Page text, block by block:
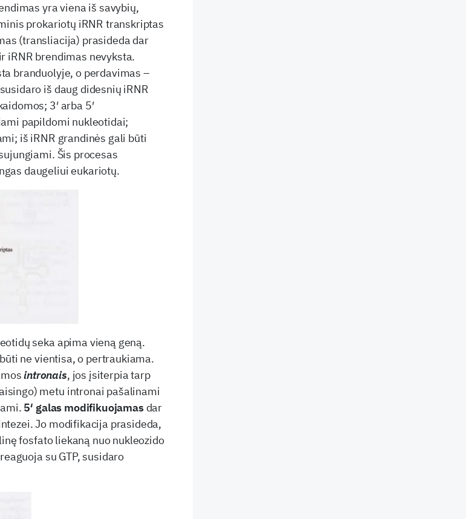
yra viena iš savybių,
prokariotų iRNR transkriptas
(transliacija) prasideda dar
iRNR brendimas nevyksta.
branduolyje, o perdavimas –
iš daug didesnių iRNR
3′ arba 5′
papildomi nukleotidai;
iš iRNR grandinės gali būti
Šis procesas
daugeliui eukariotų.
seka apima vieną geną.
ne vientisa, o pertraukiama.
intronais, jos įsiterpia tarp
metu intronai pašalinami
5′ galas modifikuojamasdar
Jo modifikacija prasideda,
fosfato liekaną nuo nukleozido
su GTP, susidaro